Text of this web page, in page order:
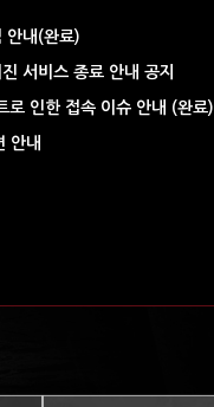
안내(완료)
서비스 종료 안내 공지
로 인한 접속 이슈 안내 (완료)
안내